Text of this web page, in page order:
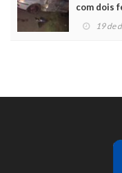
com dois
19 de